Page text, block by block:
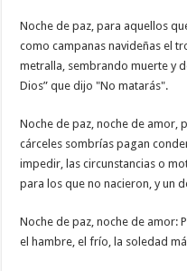
Noche de paz, para aquellos
como campanas navideñas el
metralla, sembrando muerte y
Dios” que dijo "No matarás".
Noche de paz, noche de amor,
cárceles sombrías pagan
impedir, las circunstancias o
para los que no nacieron, y un
Noche de paz, noche de amor:
el hambre, el frío, la soledad